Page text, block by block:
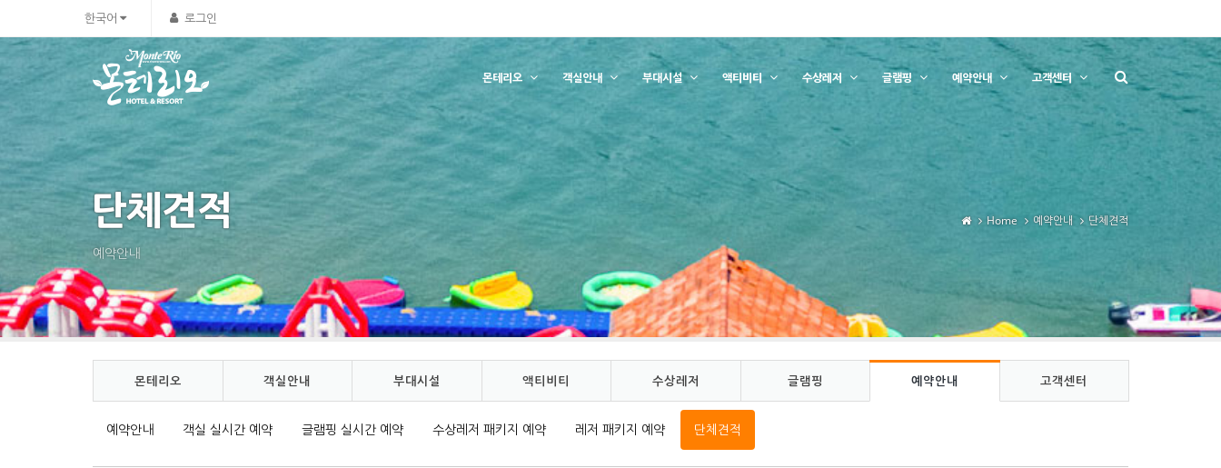
한국어 로그인
몬테리오 객실안내 부대시설 액티비티 수상레저 글램핑 예약안내 고객센터
단체견적
예약안내
Home 예약안내 단체견적
몬테리오 객실안내 부대시설 액티비티 수상레저 글램핑 예약안내 고객센터
예약안내 객실 실시간 예약 글램핑 실시간 예약 수상레저 패키지 예약 레저 패키지 예약 단체견적
Sketchbook5, 스케치북5